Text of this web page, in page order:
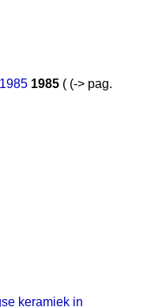
1985 ( (-> pag.
keramiek in